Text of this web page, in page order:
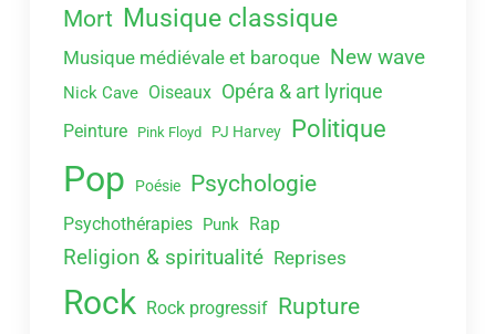
Mort Musique classique
Musique médiévale et baroque New wave
Nick Cave Oiseaux Opéra & art lyrique
Peinture Pink Floyd PJ Harvey Politique
Pop Poésie Psychologie
Psychothérapies Punk Rap
Religion & spiritualité Reprises
Rock Rock progressif Rupture